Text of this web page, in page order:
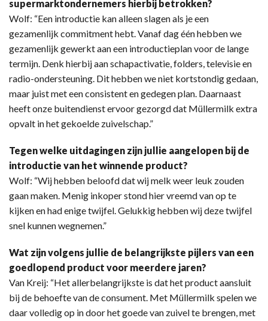
supermarktondernemers hierbij betrokken?
Wolf: “Een introductie kan alleen slagen als je een
gezamenlijk commitment hebt. Vanaf dag één hebben we
gezamenlijk gewerkt aan een introductieplan voor de lange
termijn. Denk hierbij aan schapactivatie, folders, televisie en
radio-ondersteuning. Dit hebben we niet kortstondig gedaan,
maar juist met een consistent en gedegen plan. Daarnaast
heeft onze buitendienst ervoor gezorgd dat Müllermilk extra
opvalt in het gekoelde zuivelschap.”
Tegen welke uitdagingen zijn jullie aangelopen bij de
introductie van het winnende product?
Wolf: “Wij hebben beloofd dat wij melk weer leuk zouden
gaan maken. Menig inkoper stond hier vreemd van op te
kijken en had enige twijfel. Gelukkig hebben wij deze twijfel
snel kunnen wegnemen.”
Wat zijn volgens jullie de belangrijkste pijlers van een
goedlopend product voor meerdere jaren?
Van Kreij: “Het allerbelangrijkste is dat het product aansluit
bij de behoefte van de consument. Met Müllermilk spelen we
daar volledig op in door het goede van zuivel te brengen, met